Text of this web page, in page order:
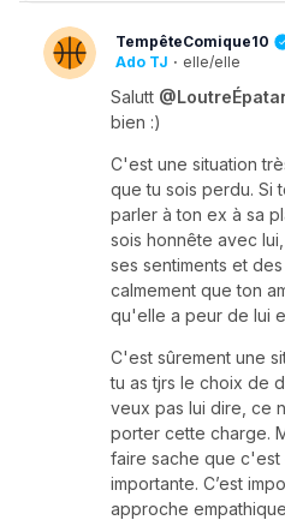
TempêteComique10
Ado TJ · elle/elle
Salutt
bien :)
C'est une situation
que tu sois perdu. Si
parler à ton ex à sa
sois honnête avec
ses sentiments et
calmement que ton
qu'elle a peur de lui
C'est sûrement une
tu as tjrs le choix de
veux pas lui dire, ce
porter cette charge.
faire sache que c'est
importante. C’est
approche